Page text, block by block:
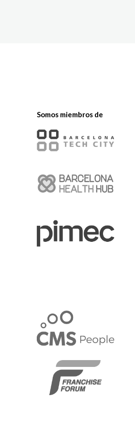
Somos miembros de